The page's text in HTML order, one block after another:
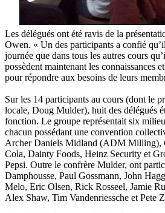
Les délégués ont été ravis de la
Owen. « Un des participants a confié
journée que dans tous les autres cours
possèdent maintenant les connaissances
pour répondre aux besoins de leurs
Sur les 14 participants au cours (dont le
locale, Doug Mulder), huit des délégués
fonction. Le groupe représentait six
chacun possédant une convention
Archer Daniels Midland (ADM Milling),
Cola, Dainty Foods, Heinz Security et
Pepsi. Outre le confrère Mulder, ont
Damphousse, Paul Gossmann, John
Melo, Eric Olsen, Rick Rosseel, Jamie
Alex Shaw, Tim Vandenriessche et Pete